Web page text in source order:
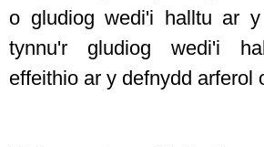
o gludiog wedi'i halltu ar
tynnu'r gludiog wedi'i
effeithio ar y defnydd arferol